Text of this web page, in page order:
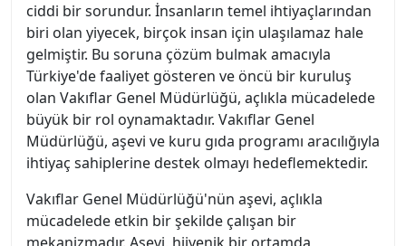
ciddi bir sorundur. İnsanların temel ihtiyaçlarından
biri olan yiyecek, birçok insan için ulaşılamaz hale
gelmiştir. Bu soruna çözüm bulmak amacıyla
Türkiye'de faaliyet gösteren ve öncü bir kuruluş
olan Vakıflar Genel Müdürlüğü, açlıkla mücadelede
büyük bir rol oynamaktadır. Vakıflar Genel
Müdürlüğü, aşevi ve kuru gıda programı aracılığıyla
ihtiyaç sahiplerine destek olmayı hedeflemektedir.
Vakıflar Genel Müdürlüğü'nün aşevi, açlıkla
mücadelede etkin bir şekilde çalışan bir